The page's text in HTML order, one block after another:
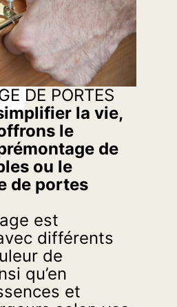
DE PORTES
la vie,
le
de
ou le
de portes
est
différents
de
qu’en
et